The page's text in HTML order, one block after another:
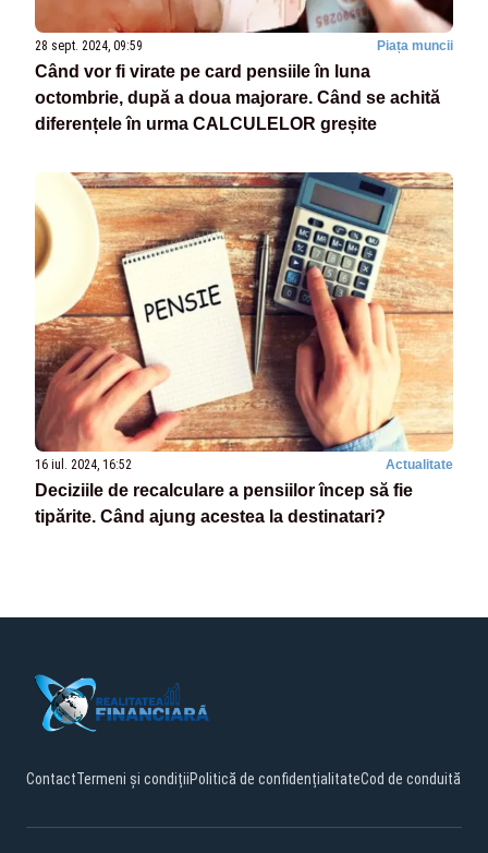
28 sept. 2024, 09:59 Piața muncii
Când vor fi virate pe card pensiile în luna
octombrie, după a doua majorare. Când se achită
diferențele în urma CALCULELOR greșite
16 iul. 2024, 16:52 Actualitate
Deciziile de recalculare a pensiilor încep să fie
tipărite. Când ajung acestea la destinatari?
ContactTermeni și condițiiPolitică de confidențialitateCod de conduită